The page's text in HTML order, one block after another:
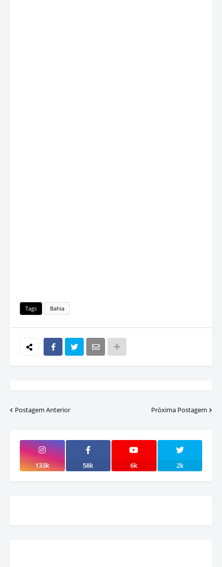
Tags Bahia
Postagem Anterior Próxima Postagem
133k 58k 6k 2k